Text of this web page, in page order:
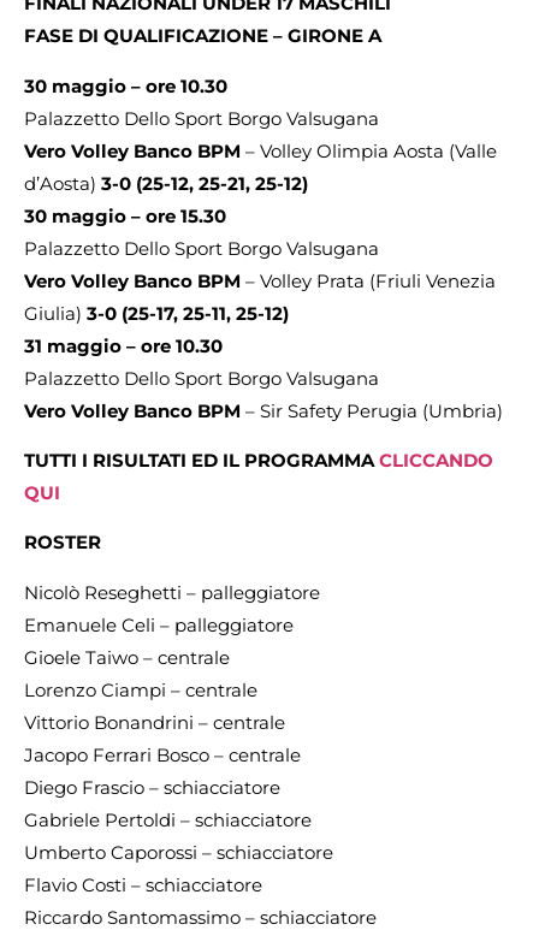
FASE DI QUALIFICAZIONE – GIRONE A
30 maggio – ore 10.30
Palazzetto Dello Sport Borgo Valsugana
Vero Volley Banco BPM – Volley Olimpia Aosta (Valle
d’Aosta) 3-0 (25-12, 25-21, 25-12)
30 maggio – ore 15.30
Palazzetto Dello Sport Borgo Valsugana
Vero Volley Banco BPM – Volley Prata (Friuli Venezia
Giulia) 3-0 (25-17, 25-11, 25-12)
31 maggio – ore 10.30
Palazzetto Dello Sport Borgo Valsugana
Vero Volley Banco BPM – Sir Safety Perugia (Umbria)
TUTTI I RISULTATI ED IL PROGRAMMACLICCANDO
QUI
ROSTER
Nicolò Reseghetti – palleggiatore
Emanuele Celi – palleggiatore
Gioele Taiwo – centrale
Lorenzo Ciampi – centrale
Vittorio Bonandrini – centrale
Jacopo Ferrari Bosco – centrale
Diego Frascio – schiacciatore
Gabriele Pertoldi – schiacciatore
Umberto Caporossi – schiacciatore
Flavio Costi – schiacciatore
Riccardo Santomassimo – schiacciatore